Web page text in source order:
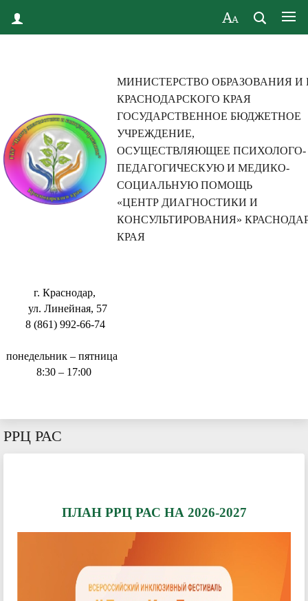
МИНИСТЕРСТВО ОБРАЗОВАНИЯ И
КРАСНОДАРСКОГО КРАЯ
ГОСУДАРСТВЕННОЕ БЮДЖЕТНОЕ
УЧРЕЖДЕНИЕ,
ОСУЩЕСТВЛЯЮЩЕЕ ПСИХОЛОГО-
ПЕДАГОГИЧЕСКУЮ И МЕДИКО-
СОЦИАЛЬНУЮ ПОМОЩЬ
«ЦЕНТР ДИАГНОСТИКИ И
КОНСУЛЬТИРОВАНИЯ»
КРАЯ
г. Краснодар,
ул. Линейная, 57
8 (861) 992-66-74
понедельник – пятница
8:30 – 17:00
РРЦ РАС
ПЛАН РРЦ РАС НА 2026-2027